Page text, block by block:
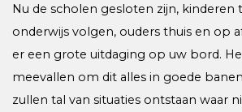
Nu de scholen gesloten zijn, kinderen
onderwijs volgen, ouders thuis en op
er een grote uitdaging op uw bord.
meevallen om dit alles in goede
zullen tal van situaties ontstaan waar